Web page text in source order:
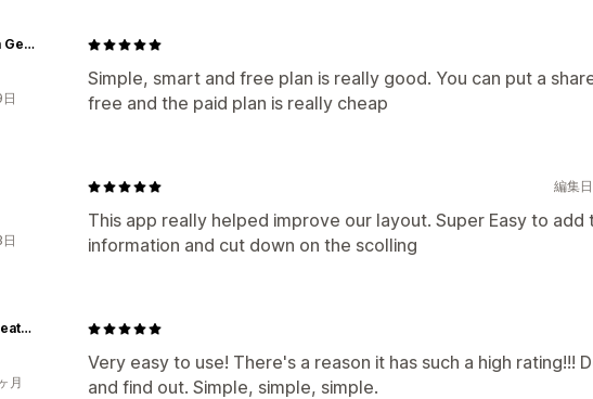
Simple, smart and free plan is really good. You can put a
free and the paid plan is really cheap
Centro Ottico Santa Gemma
編集
This app really helped improve our layout. Super Easy to add
information and cut down on the scolling
Very easy to use! There's a reason it has such a high rating!!!
and find out. Simple, simple, simple.
Hoofbeat Designs Leather Co
月